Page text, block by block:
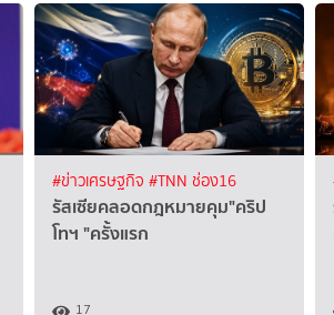
#ข่าวเศรษฐกิจ #TNN ช่อง16
รัสเซียคลอดกฎหมายคุม"คริป
โทฯ "ครั้งแรก
17